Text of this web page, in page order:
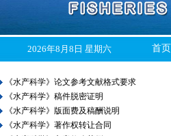
2026年8月8日 星期六 首页
《水产科学》论文参考文献格式要求
《水产科学》稿件脱密证明
《水产科学》版面费及稿酬说明
《水产科学》著作权转让合同